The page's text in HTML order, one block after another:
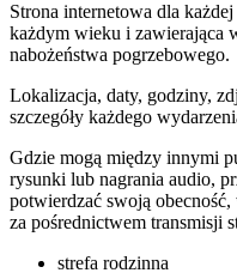
Strona internetowa dla
każdym wieku i zawierająca
nabożeństwa pogrzebowego.
Lokalizacja, daty, godziny,
szczegóły każdego
Gdzie mogą między innymi
rysunki lub nagrania audio,
potwierdzać swoją
za pośrednictwem transmisji
strefa rodzinna